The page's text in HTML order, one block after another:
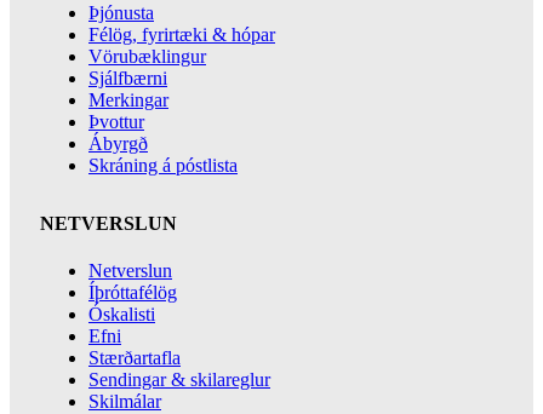
Þjónusta
Félög, fyrirtæki & hópar
Vörubæklingur
Sjálfbærni
Merkingar
Þvottur
Ábyrgð
Skráning á póstlista
NETVERSLUN
Netverslun
Íþróttafélög
Óskalisti
Efni
Stærðartafla
Sendingar & skilareglur
Skilmálar